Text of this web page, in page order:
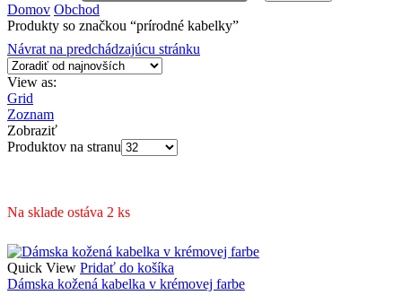
Domov Obchod
Produkty so značkou “prírodné kabelky”
Návrat na predchádzajúcu stránku
View as:
Grid
Zoznam
Zobraziť
Produktov na stranu
Na sklade ostáva 2 ks
Quick View Pridať do košíka
Dámska kožená kabelka v krémovej farbe